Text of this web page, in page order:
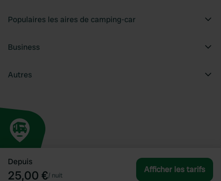
Depuis
25,00 €/ nuit
Afficher les tarifs
Populaires les aires de camping-car
Business
Autres